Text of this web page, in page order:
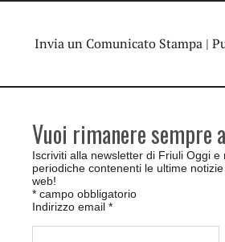
Invia un Comunicato Stampa |
Vuoi rimanere sempre
Iscriviti alla newsletter di Friuli Oggi
periodiche contenenti le ultime
web!
* campo obbligatorio
Indirizzo email *